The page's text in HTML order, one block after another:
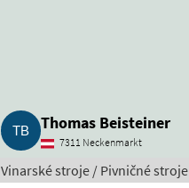
Thomas Beisteiner
7311 Neckenmarkt
Vinarské stroje / Pivničné stroje